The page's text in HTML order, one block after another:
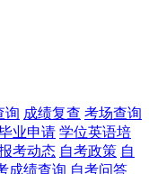
询 成绩复查 考场查询
业申请 学位英语培
考动态 自考政策 自
成绩查询 自考问答